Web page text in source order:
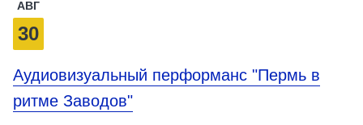
АВГ
30
Аудиовизуальный перформанс "Пермь в
ритме Заводов"